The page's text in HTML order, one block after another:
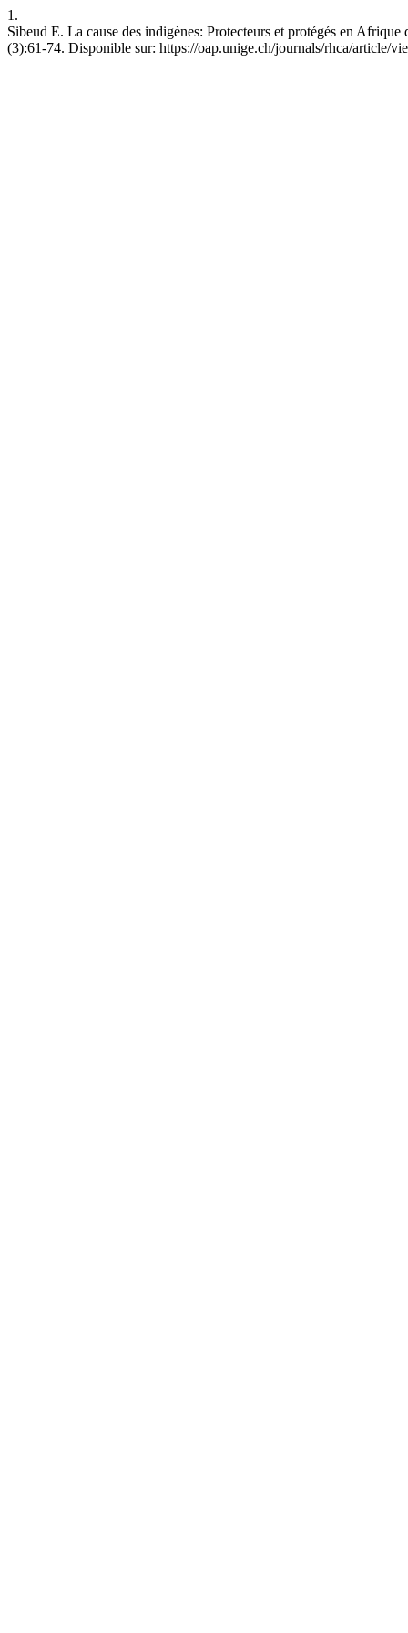
1.
Sibeud E. La cause des indigènes: Protecteurs et protégés en
(3):61-74. Disponible sur: https://oap.unige.ch/journals/rhca/article/